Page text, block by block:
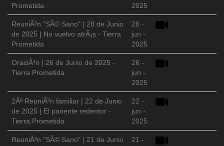
Prometida
2025
ReuniÃ³n "SÃ© Sano" | 28 de Junio
de 2025 | No vuelvo atrÃ¡s - Tierra
Prometida
28 -
jun -
2025
OraciÃ³n | 26 de Junio de 2025 -
Tierra Prometida
26 -
jun -
2025
2Âª ReuniÃ³n familiar | 22 de Junio
de 2025 | El pariente redentor -
Tierra Prometida
22 -
jun -
2025
ReuniÃ³n "SÃ© Sano" | 21 de Junio
21 -